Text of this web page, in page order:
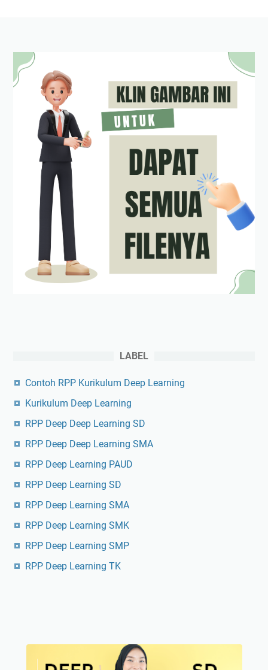
LABEL
Contoh RPP Kurikulum Deep Learning
Kurikulum Deep Learning
RPP Deep Deep Learning SD
RPP Deep Deep Learning SMA
RPP Deep Learning PAUD
RPP Deep Learning SD
RPP Deep Learning SMA
RPP Deep Learning SMK
RPP Deep Learning SMP
RPP Deep Learning TK